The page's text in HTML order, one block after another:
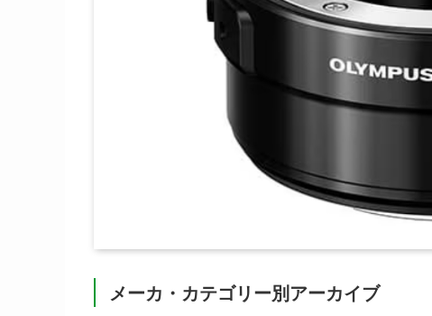
メーカ・カテゴリー別アーカイブ